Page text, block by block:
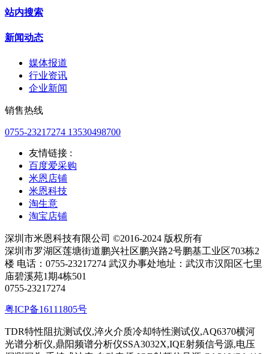
站内搜索
新闻动态
媒体报道
行业资讯
企业新闻
销售热线
0755-23217274 13530498700
友情链接 :
百度爱采购
米恩店铺
米恩科技
淘生意
淘宝店铺
深圳市米恩科技有限公司 ©2016-2024 版权所有
深圳市罗湖区莲塘街道鹏兴社区鹏兴路2号鹏基工业区703栋2
楼 电话：0755-23217274 武汉办事处地址：武汉市汉阳区七里
庙碧溪苑1期4栋501
0755-23217274
粤ICP备16111805号
TDR特性阻抗测试仪,淬火介质冷却特性测试仪,AQ6370横河
光谱分析仪,鼎阳频谱分析仪SSA3032X,IQE射频信号源,电压